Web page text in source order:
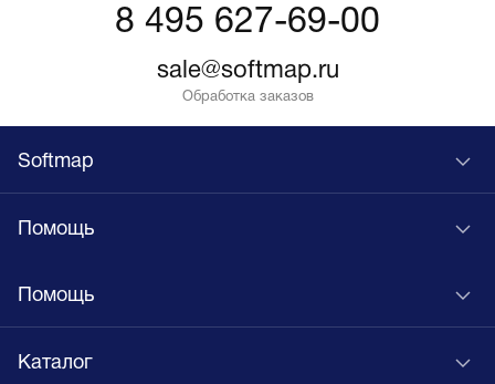
8 495 627-69-00
sale@softmap.ru
Обработка заказов
Softmap
Помощь
Помощь
Каталог